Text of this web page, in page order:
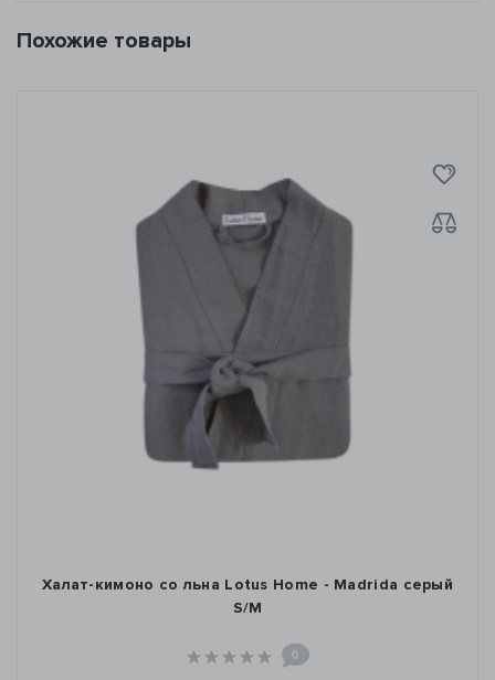
Похожие товары
Халат-кимоно со льна Lotus Home - Madrida серый
S/M
0